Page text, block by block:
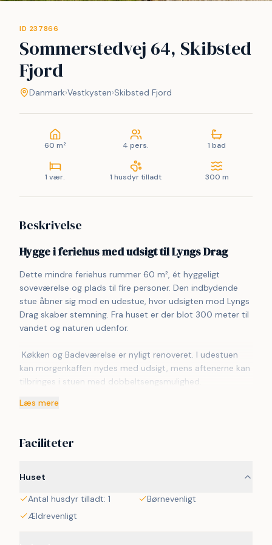
ID 237866
Sommerstedvej 64, Skibsted
Fjord
Danmark›Vestkysten›Skibsted Fjord
60 m² 4 pers. 1 bad
1 vær. 1 husdyr tilladt 300 m
Beskrivelse
Hygge i feriehus med udsigt til Lyngs Drag
Dette mindre feriehus rummer 60 m², ét hyggeligt
soveværelse og plads til fire personer. Den indbydende
stue åbner sig mod en udestue, hvor udsigten mod Lyngs
Drag skaber stemning. Fra huset er der blot 300 meter til
vandet og naturen udenfor.
kan morgenkaffen nydes med udsigt, mens aftenerne kan
tilbringes i stuen med dobbeltsengsmulighed.
Omegnen byder på lange sandstrande ved Agger og en
kysten indbyder til cykelture, fiskeri og rolige stunder i
placeringen unik. Lokale spisesteder serverer friskfanget
300 meter fra huset ligger vandkanten, ideel til badning
Læs mere
Faciliteter
Huset
Antal husdyr tilladt: 1
Børnevenligt
Ældrevenligt